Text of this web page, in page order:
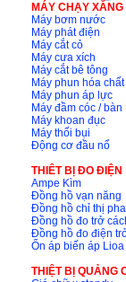
MÁY CHẠY
Máy bơm nước
Máy phát điện
Máy cắt cỏ
Máy cưa xích
Máy cắt bê tông
Máy phun hóa chất
Máy phun áp lực
Máy đầm cóc / bàn
Máy khoan đục
Máy thổi bụi
Động cơ đầu nổ
THIÊT BỊ ĐO ĐIỆN
Ampe Kìm
Đồng hồ vạn năng
Đồng hồ chỉ thị pha
Đồng hồ đo trở
Đồng hồ đo điện
Ổn áp biến áp Lioa
THIỆT BỊ QUẢNG